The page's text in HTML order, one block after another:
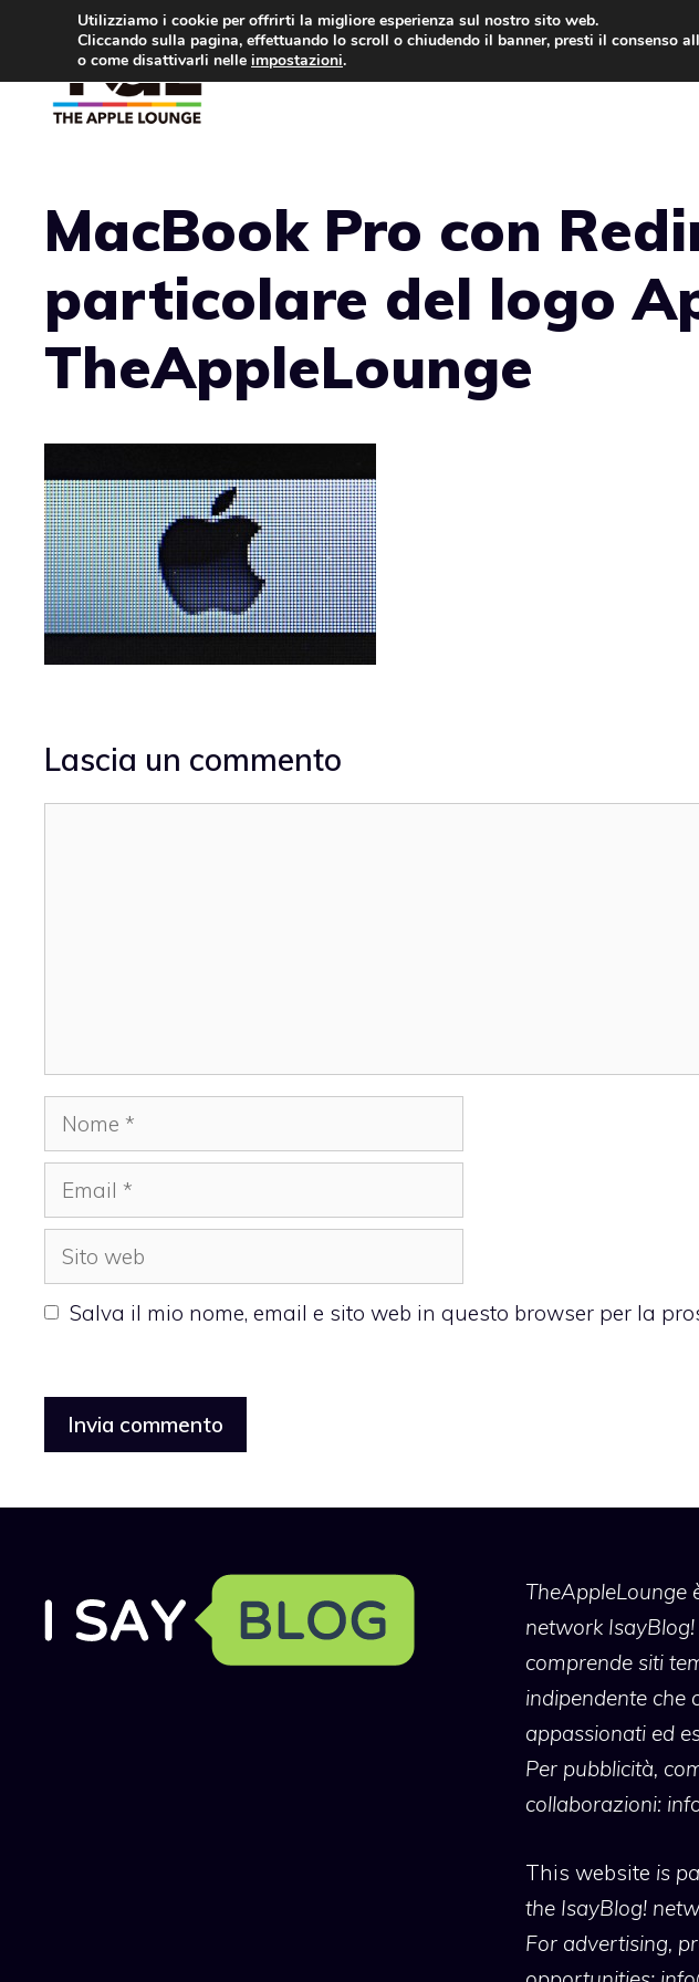
contenuto
MacBook Pro con
particolare del logo
TheAppleLounge
Lascia un commento
Nome
Email
Sito
web
Salva il mio nome, email e sito web in questo browser per la
TheAppleLounge
network
comprende siti
indipendente che
appassionati ed
Per pubblicità,
collaborazioni:
This website is
the IsayBlog!
For advertising,
Utilizziamo i cookie per offrirti la migliore esperienza sul nostro sito web.
Cliccando sulla pagina, effettuando lo scroll o chiudendo il banner, presti il consenso
o come disattivarli nelle impostazioni.